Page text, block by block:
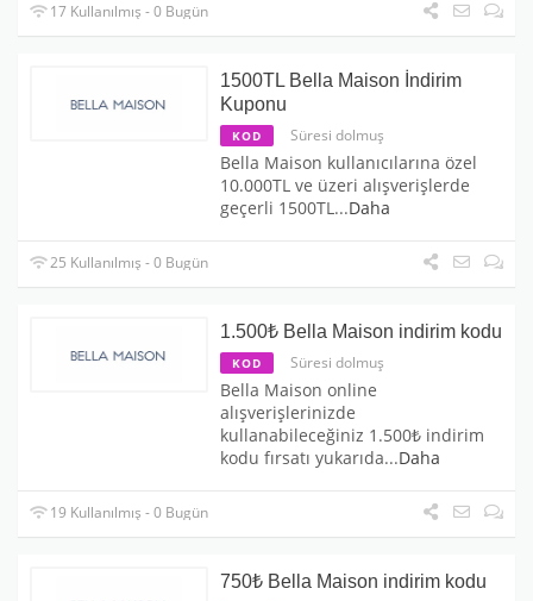
17 Kullanılmış - 0 Bugün
1500TL Bella Maison İndirim
Kuponu
KOD Süresi dolmuş
Bella Maison kullanıcılarına özel
10.000TL ve üzeri alışverişlerde
geçerli 1500TL...Daha
25 Kullanılmış - 0 Bugün
1.500₺ Bella Maison indirim kodu
KOD Süresi dolmuş
Bella Maison online
alışverişlerinizde
kullanabileceğiniz 1.500₺ indirim
kodu fırsatı yukarıda...Daha
19 Kullanılmış - 0 Bugün
750₺ Bella Maison indirim kodu